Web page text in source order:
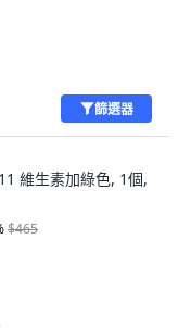
篩選器
維生素加綠色, 1個,
$465